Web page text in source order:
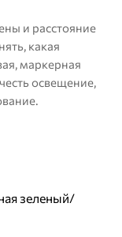
и расстояние
какая
маркерная
освещение,
зеленый/